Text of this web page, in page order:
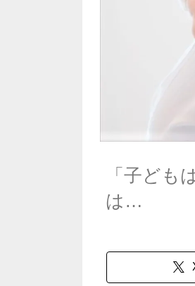
「子ども
は…